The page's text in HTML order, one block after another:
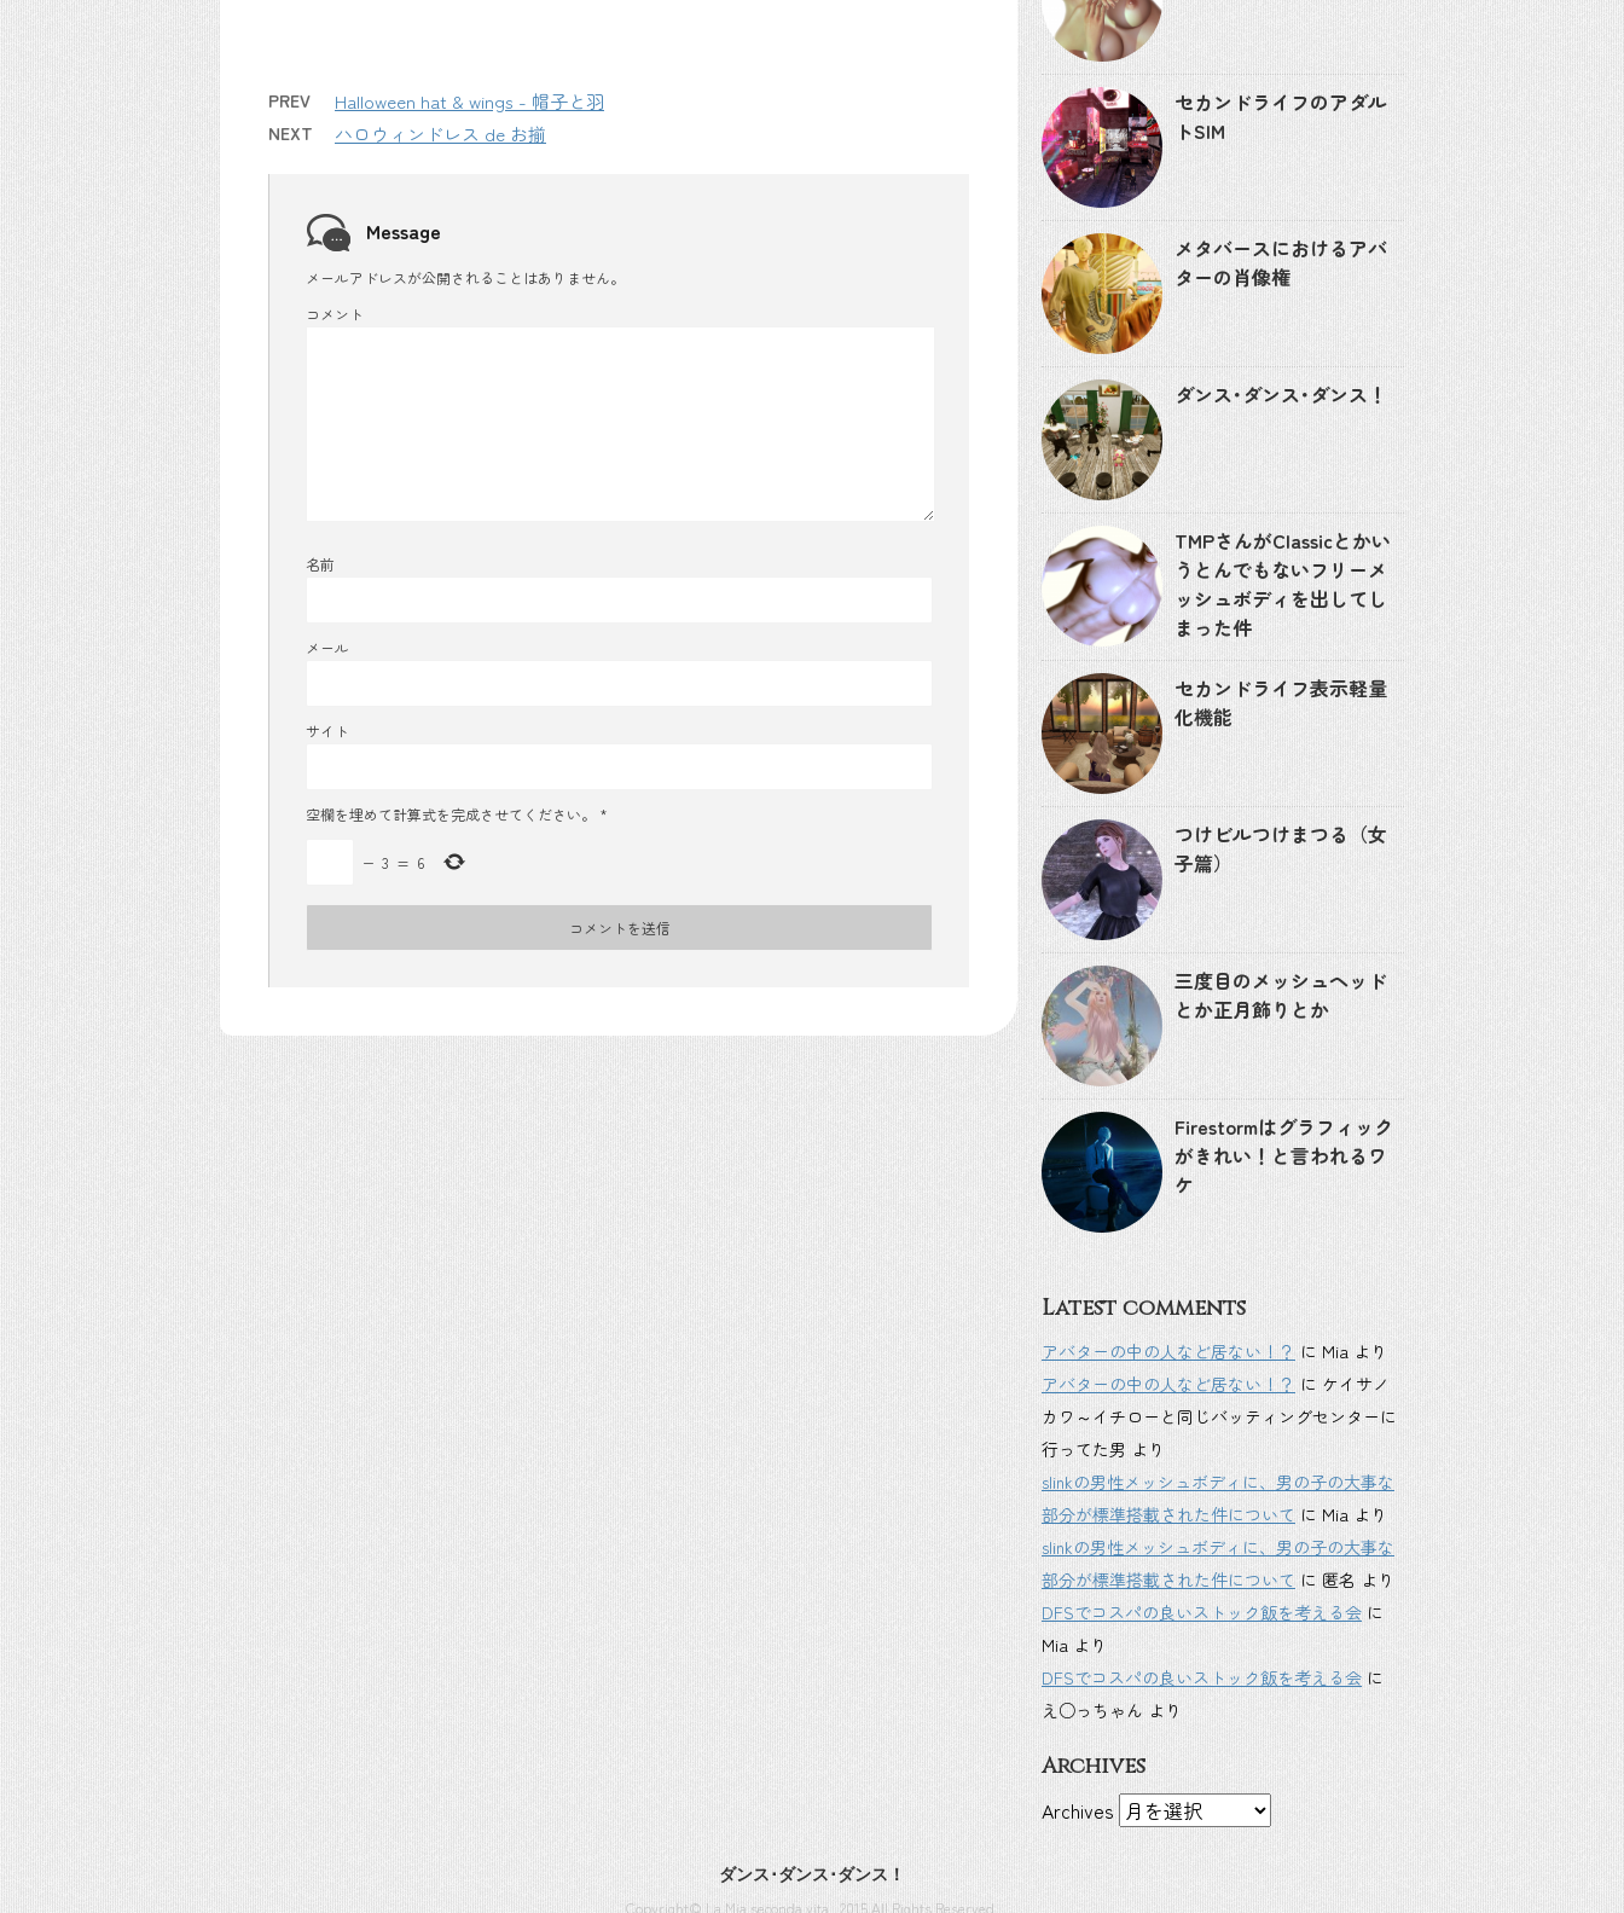
PREV Halloween hat & wings - 帽子と羽
NEXT ハロウィンドレス de お揃
Message
メールアドレスが公開されることはありません。
コメント
名前
メール
サイト
空欄を埋めて計算式を完成させてください。 *
− 3 = 6
セカンドライフのアダル
トSIM
メタバースにおけるアバ
ターの肖像権
ダンス･ダンス･ダンス！
TMPさんがClassicとかい
うとんでもないフリーメ
ッシュボディを出してし
まった件
セカンドライフ表示軽量
化機能
つけビルつけまつる（女
子篇）
三度目のメッシュヘッド
とか正月飾りとか
Firestormはグラフィック
がきれい！と言われるワ
ケ
Latest comments
アバターの中の人など居ない！？ に Mia より
アバターの中の人など居ない！？ に ケイサノ
カワ～イチローと同じバッティングセンターに
行ってた男 より
slinkの男性メッシュボディに、男の子の大事な
部分が標準搭載された件について に Mia より
slinkの男性メッシュボディに、男の子の大事な
部分が標準搭載された件について に 匿名 より
DFSでコスパの良いストック飯を考える会 に
Mia より
DFSでコスパの良いストック飯を考える会 に
え○っちゃん より
Archives
Archives
ダンス･ダンス･ダンス！
Copyright© La Mia seconda vita , 2015 All Rights Reserved.